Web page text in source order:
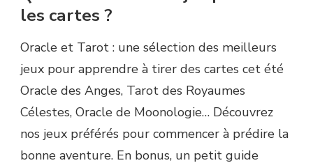
les cartes ?
Oracle et Tarot : une sélection des meilleurs
jeux pour apprendre à tirer des cartes cet été
Oracle des Anges, Tarot des Royaumes
Célestes, Oracle de Moonologie… Découvrez
nos jeux préférés pour commencer à prédire la
bonne aventure. En bonus, un petit guide